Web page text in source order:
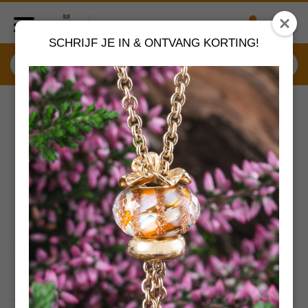
SCHRIJF JE IN & ONTVANG KORTING!
Onze aanraders
TSA18G-1 Trollbeads Art to Go
Unique Green actie armband
byTROLLBEADS SIERADEN
€ 99,00
€ 170,00